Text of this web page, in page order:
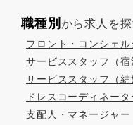
職種別 から求人を
フロント・コンシェル
サービススタッフ（宿
サービススタッフ（結
ドレスコーディネータ
支配人・マネージャー